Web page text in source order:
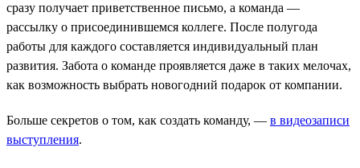
сразу получает приветственное письмо, а команда —
рассылку о присоединившемся коллеге. После полугода
работы для каждого составляется индивидуальный план
развития. Забота о команде проявляется даже в таких мелочах,
как возможность выбрать новогодний подарок от компании.
Больше секретов о том, как создать команду, — в видеозаписи
выступления.